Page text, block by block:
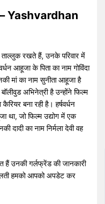
– Yashvardhan
ताल्लुक रखते हैं, उनके परिवार में
आहूजा के पिता का नाम गोविंदा
मां का नाम सुनीता आहूजा है
अभिनेत्री है उन्होंने फिल्म
बना रही है। हर्षवर्धन
था, जो फिल्म उद्योग में एक
दादी का नाम निर्मला देवी वह
हैं उनकी गर्लफ्रेंड की जानकारी
हमको आपको अपडेट कर